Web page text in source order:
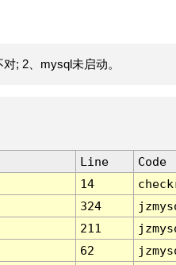
; 2、mysql未启动。
Line
Code
14
324
211
62